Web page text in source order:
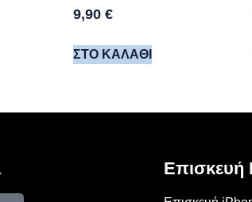
9,90 €
ΣΤΟ ΚΑΛΆΘΙ
Επισκευή